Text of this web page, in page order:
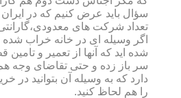
سؤال باید عرض کنیم که در
تعداد شرکت های معدودی،گارانتی
اگر وسیله ای در خانه خراب
شده اید که آنها از تعمیر و
سر باز زده و حتی تقاضای وجه
دارد که به وسیله آن بتوانید در
را هم لحاظ کنید.